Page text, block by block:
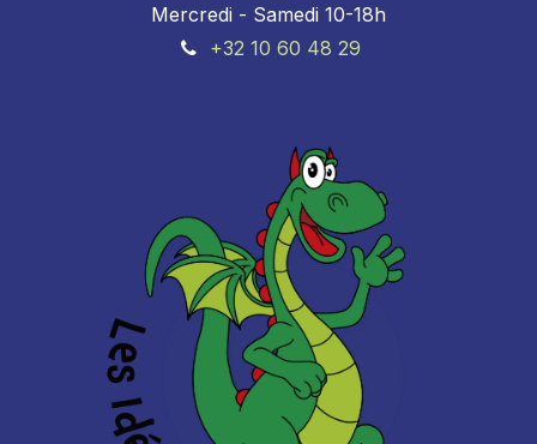
Mercredi - Samedi 10-18h
+32 10 60 48 29